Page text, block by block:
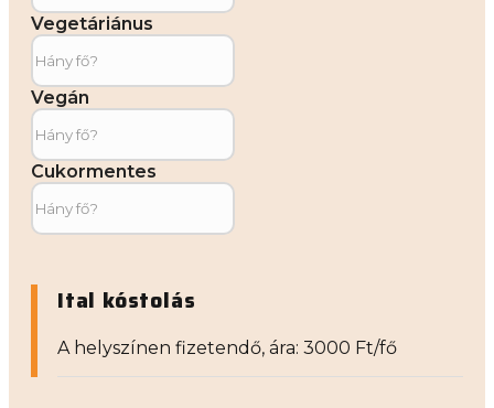
Vegetáriánus
Vegán
Cukormentes
Ital kóstolás
A helyszínen fizetendő, ára: 3000 Ft/fő